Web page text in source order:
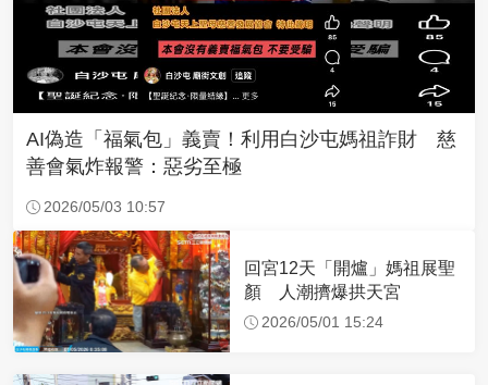
AI偽造「福氣包」義賣！利用白沙屯媽祖詐財 慈
善會氣炸報警：惡劣至極
2026/05/03 10:57
回宮12天「開爐」媽祖展聖
顏 人潮擠爆拱天宮
2026/05/01 15:24